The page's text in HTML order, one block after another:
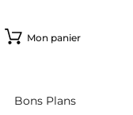
Mon panier
Bons Plans